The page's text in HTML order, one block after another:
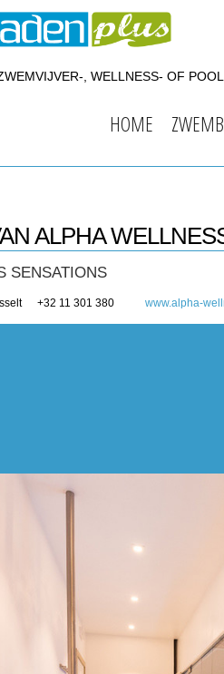
, WELLNESS- OF
HOME
ALPHA
SENSATIONS
+32 11 301 380 www.alpha-